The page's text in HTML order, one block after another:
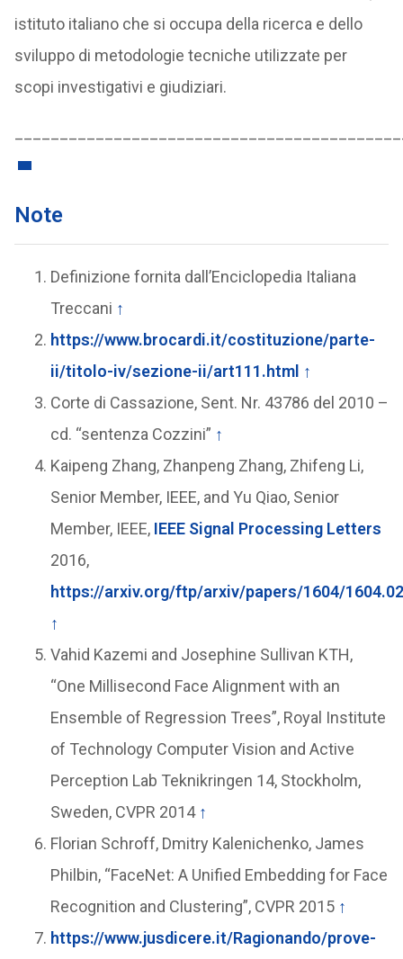
istituto italiano che si occupa della ricerca e dello
sviluppo di metodologie tecniche utilizzate per
scopi investigativi e giudiziari.
Note
Definizione fornita dall’Enciclopedia Italiana
Treccani ↑
https://www.brocardi.it/costituzione/parte-
ii/titolo-iv/sezione-ii/art111.html ↑
Corte di Cassazione, Sent. Nr. 43786 del 2010 –
cd. “sentenza Cozzini” ↑
Kaipeng Zhang, Zhanpeng Zhang, Zhifeng Li,
Senior Member, IEEE, and Yu Qiao, Senior
Member, IEEE, IEEE Signal Processing Letters
2016,
https://arxiv.org/ftp/arxiv/papers/1604/
↑
Vahid Kazemi and Josephine Sullivan KTH,
“One Millisecond Face Alignment with an
Ensemble of Regression Trees”, Royal Institute
of Technology Computer Vision and Active
Perception Lab Teknikringen 14, Stockholm,
Sweden, CVPR 2014 ↑
Florian Schroff, Dmitry Kalenichenko, James
Philbin, “FaceNet: A Unified Embedding for Face
Recognition and Clustering”, CVPR 2015 ↑
https://www.jusdicere.it/Ragionando/prove-